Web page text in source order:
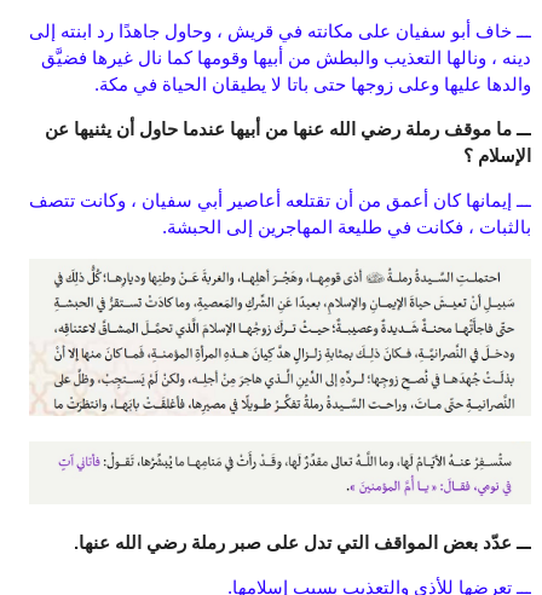
ـــ خاف أبو سفيان على مكانته في قريش ، وحاول جاهدًا رد ابنته إلى
دينه ، ونالها التعذيب والبطش من أبيها وقومها كما نال غيرها فضيَّق
والدها عليها وعلى زوجها حتى باتا لا يطيقان الحياة في مكة.
ـــ ما موقف رملة رضي الله عنها من أبيها عندما حاول أن يثنيها عن
الإسلام ؟
ـــ إيمانها كان أعمق من أن تقتلعه أعاصير أبي سفيان ، وكانت تتصف
بالثبات ، فكانت في طليعة المهاجرين إلى الحبشة.
ـــ عدّد بعض المواقف التي تدل على صبر رملة رضي الله عنها.
ـــ تعرضها للأذى والتعذيب بسبب إسلامها.